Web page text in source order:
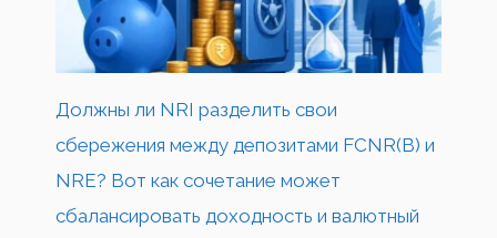
Должны ли NRI разделить свои
сбережения между депозитами FCNR(B) и
NRE? Вот как сочетание может
сбалансировать доходность и валютный